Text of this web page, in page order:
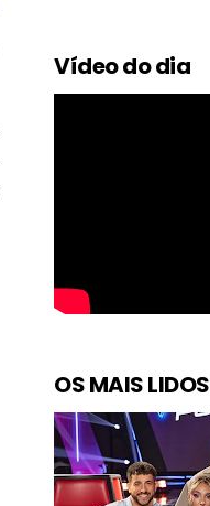
Vídeo do dia
OS MAIS LIDOS